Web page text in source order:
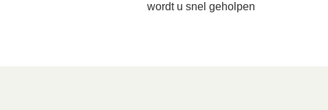
wordt u snel geholpen